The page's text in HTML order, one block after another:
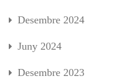
Desembre 2024
Juny 2024
Desembre 2023